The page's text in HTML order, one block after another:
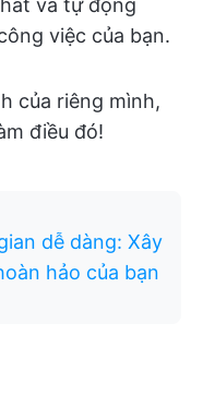
việc của bạn.
của riêng mình,
điều đó!
dễ dàng: Xây
hảo của bạn